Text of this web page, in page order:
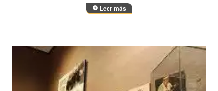
Leer más